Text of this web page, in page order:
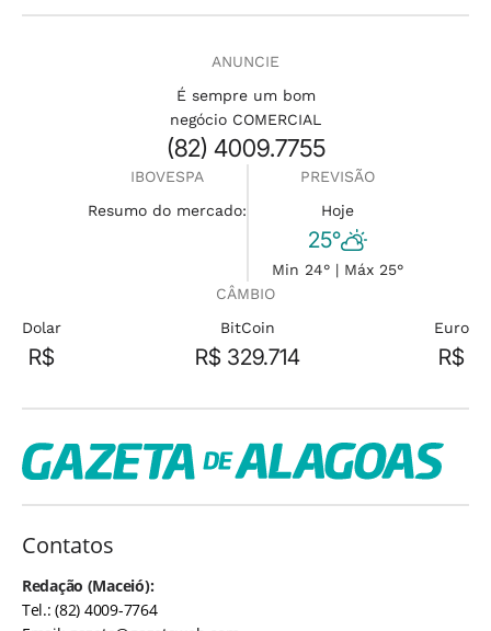
ANUNCIE
É sempre um bom
negócio COMERCIAL
(82) 4009.7755
IBOVESPA
Resumo do mercado:
PREVISÃO
Hoje
25°
Min 24° | Máx 25°
CÂMBIO
Dolar
R$
BitCoin
R$ 329.714
Euro
R$
Contatos
Redação (Maceió):
Tel.: (82) 4009-7764